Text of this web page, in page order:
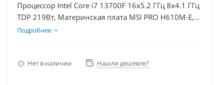
Процессор Intel Core i7 13700F 16x5.2 ГГц 8x4.1 ГГц
TDP 219Вт, Материнская плата MSI PRO H610M-E,
Видеокарта RTX 5060 8Гб, Память DDR4 64Gb,
Подробнее
Нет в наличии Нашли дешевле?